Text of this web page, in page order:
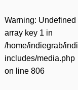
Warning: Undefined
array key 1 in
/home/indiegrab/
includes/media.php
on line 806